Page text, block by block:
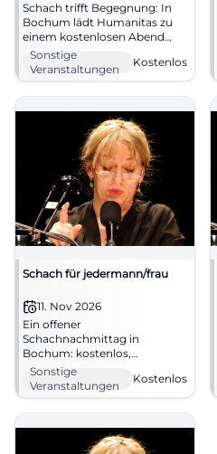
Schach trifft Begegnung: In
Bochum lädt Humanitas zu
einem kostenlosen Abend
voller Strategie, Ruhe und
Austausch ein. 26.08.2026 ab
16:00 Uhr. #Bochum #Schach
Sonstige
Veranstaltungen
Kostenlos
Schach für jedermann/frau
11. Nov 2026
Ein offener
Schachnachmittag in
Bochum: kostenlos,
entspannt und voller kluger
Züge. Am 11.11.2026 ab 16 Uhr
bei Humanitas. #Bochum
#Schach
Sonstige
Veranstaltungen
Kostenlos